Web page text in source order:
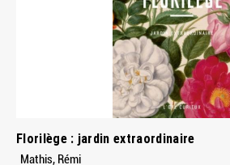
Florilège : jardin extraordinaire
Mathis, Rémi